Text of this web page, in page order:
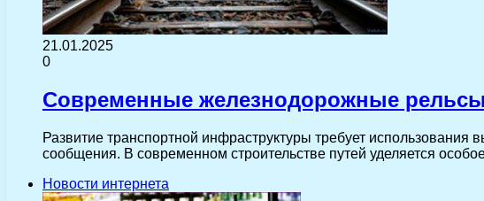
21.01.2025
0
Современные железнодорожные
Развитие транспортной инфраструктуры требует
сообщения. В современном строительстве путей уделяется
Новости интернета